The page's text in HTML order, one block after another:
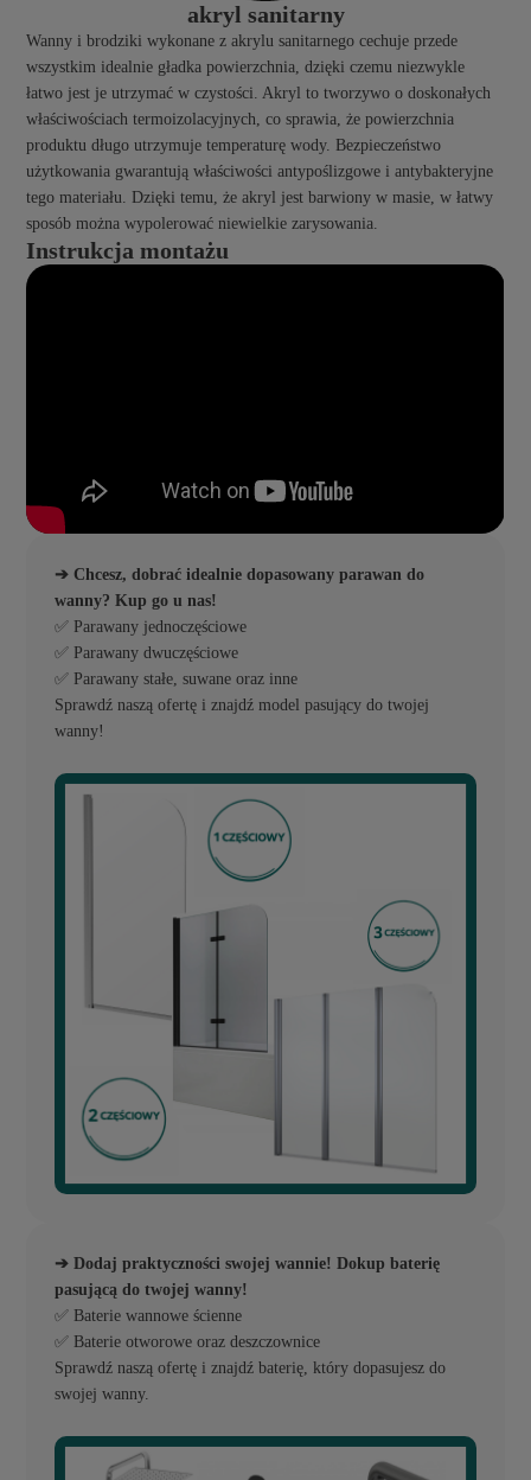
akryl sanitarny
Wanny i brodziki wykonane z akrylu sanitarnego cechuje przede
wszystkim idealnie gładka powierzchnia, dzięki czemu niezwykle
łatwo jest je utrzymać w czystości. Akryl to tworzywo o doskonałych
właściwościach termoizolacyjnych, co sprawia, że powierzchnia
produktu długo utrzymuje temperaturę wody. Bezpieczeństwo
użytkowania gwarantują właściwości antypoślizgowe i antybakteryjne
tego materiału. Dzięki temu, że akryl jest barwiony w masie, w łatwy
sposób można wypolerować niewielkie zarysowania.
Instrukcja montażu
➔ Chcesz, dobrać idealnie dopasowany parawan do
wanny? Kup go u nas!
✅ Parawany jednoczęściowe
✅ Parawany dwuczęściowe
✅ Parawany stałe, suwane oraz inne
Sprawdź naszą ofertę i znajdź model pasujący do twojej
wanny!
➔ Dodaj praktyczności swojej wannie! Dokup baterię
pasującą do twojej wanny!
✅ Baterie wannowe ścienne
✅ Baterie otworowe oraz deszczownice
Sprawdź naszą ofertę i znajdź baterię, który dopasujesz do
swojej wanny.